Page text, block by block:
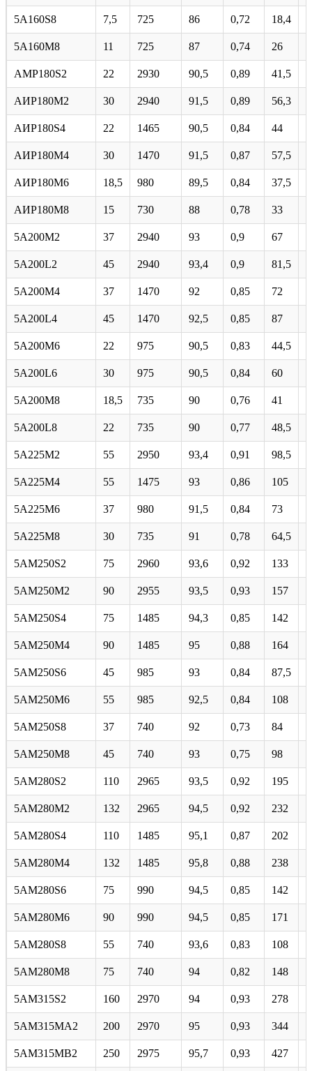
5A160S8 7,5 725 86 0,72 18,4
5А160М8 11 725 87 0,74 26
AMP180S2 22 2930 90,5 0,89 41,5
АИР180М2 30 2940 91,5 0,89 56,3
AИP180S4 22 1465 90,5 0,84 44
АИР180М4 30 1470 91,5 0,87 57,5
АИР180М6 18,5 980 89,5 0,84 37,5
АИР180М8 15 730 88 0,78 33
5А200М2 37 2940 93 0,9 67
5A200L2 45 2940 93,4 0,9 81,5
5А200М4 37 1470 92 0,85 72
5A200L4 45 1470 92,5 0,85 87
5A200M6 22 975 90,5 0,83 44,5
5A200L6 30 975 90,5 0,84 60
5А200М8 18,5 735 90 0,76 41
5A200L8 22 735 90 0,77 48,5
5А225М2 55 2950 93,4 0,91 98,5
5А225М4 55 1475 93 0,86 105
5A225M6 37 980 91,5 0,84 73
5А225М8 30 735 91 0,78 64,5
5AM250S2 75 2960 93,6 0,92 133
5АМ250М2 90 2955 93,5 0,93 157
5AM250S4 75 1485 94,3 0,85 142
5АМ250М4 90 1485 95 0,88 164
5AM250S6 45 985 93 0,84 87,5
5AM250M6 55 985 92,5 0,84 108
5AM250S8 37 740 92 0,73 84
5АМ250М8 45 740 93 0,75 98
5AM280S2 110 2965 93,5 0,92 195
5АМ280М2 132 2965 94,5 0,92 232
5AM280S4 110 1485 95,1 0,87 202
5АМ280М4 132 1485 95,8 0,88 238
5AM280S6 75 990 94,5 0,85 142
5AM280M6 90 990 94,5 0,85 171
5AM280S8 55 740 93,6 0,83 108
5АМ280М8 75 740 94 0,82 148
5AM315S2 160 2970 94 0,93 278
5АМ315МА2 200 2970 95 0,93 344
5АМ315МВ2 250 2975 95,7 0,93 427